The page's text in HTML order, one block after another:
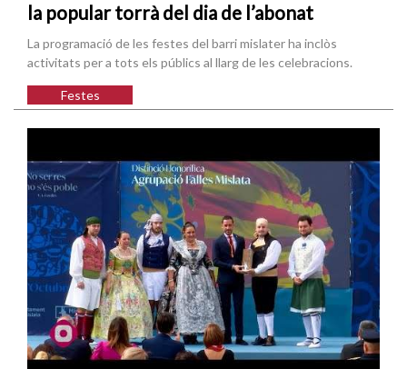
la popular torrà del dia de l’abonat
La programació de les festes del barri mislater ha inclòs
activitats per a tots els públics al llarg de les celebracions.
Festes